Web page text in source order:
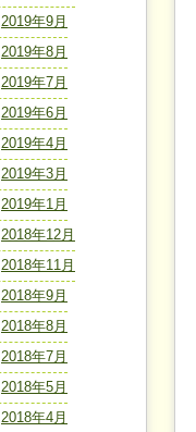
2019年9月
2019年8月
2019年7月
2019年6月
2019年4月
2019年3月
2019年1月
2018年12月
2018年11月
2018年9月
2018年8月
2018年7月
2018年5月
2018年4月